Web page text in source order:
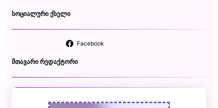
ᲡᲝᲪᲘᲐᲚᲣᲠᲘ ᲥᲡᲔᲚᲘ
Facebook
ᲛᲗᲐᲕᲐᲠᲘ ᲠᲔᲓᲐᲥᲢᲝᲠᲘ